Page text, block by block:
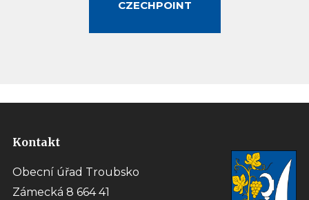
CZECHPOINT
Kontakt
Obecní úřad Troubsko
Zámecká 8 664 41